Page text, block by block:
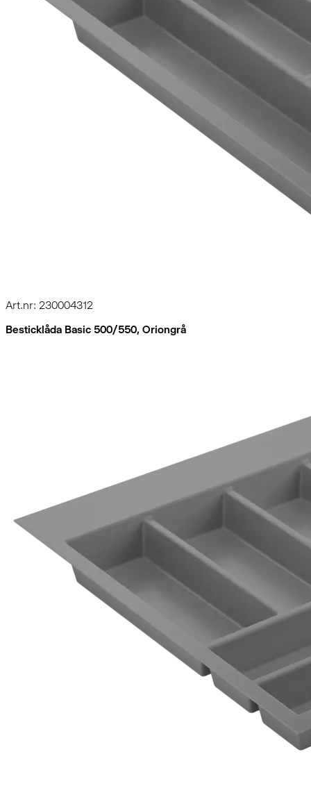
Art.nr: 230004312
Besticklåda Basic 500/550, Oriongrå